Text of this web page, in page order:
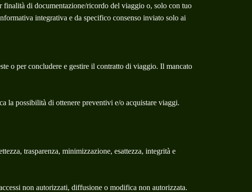
di documentazione/ricordo del viaggio o, solo con tuo
integrativa e da specifico consenso inviato solo ai
o per concludere e gestire il contratto di viaggio. Il mancato
la possibilità di ottenere preventivi e/o acquistare viaggi.
trasparenza, minimizzazione, esattezza, integrità e
non autorizzati, diffusione o modifica non autorizzata.